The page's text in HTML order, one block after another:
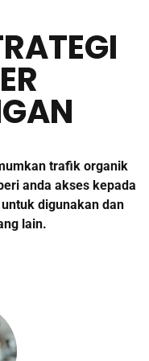
trafik organik
anda akses kepada
digunakan dan
lain.